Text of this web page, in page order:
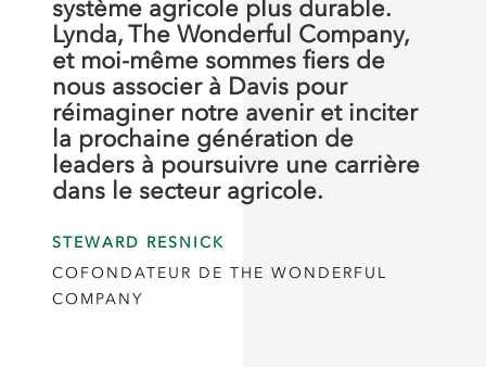
système agricole plus durable.
Lynda, The Wonderful Company,
et moi-même sommes fiers de
nous associer à Davis pour
réimaginer notre avenir et inciter
la prochaine génération de
leaders à poursuivre une carrière
dans le secteur agricole.
STEWARD RESNICK
COFONDATEUR DE THE WONDERFUL
COMPANY